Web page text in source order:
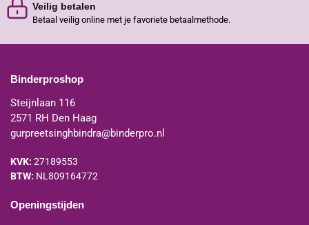
Veilig betalen
Betaal veilig online met je favoriete betaalmethode.
Binderproshop
Steijnlaan 116
2571 RH Den Haag
gurpreetsinghbindra@binderpro.nl
KVK: 27189553
BTW: NL809164772
Openingstijden